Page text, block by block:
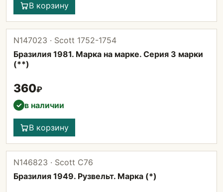
В корзину
N147023 · Scott 1752-1754
Бразилия 1981. Марка на марке. Серия 3 марки
(**)
360₽
✓ в наличии
В корзину
N146823 · Scott С76
Бразилия 1949. Рузвельт. Марка (*)